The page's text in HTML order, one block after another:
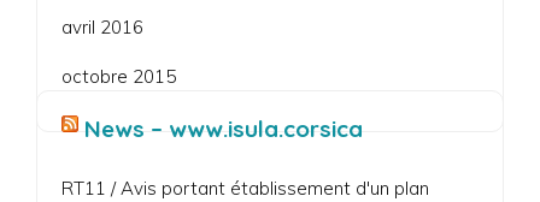
avril 2016
octobre 2015
News – www.isula.corsica
RT11 / Avis portant établissement d'un plan